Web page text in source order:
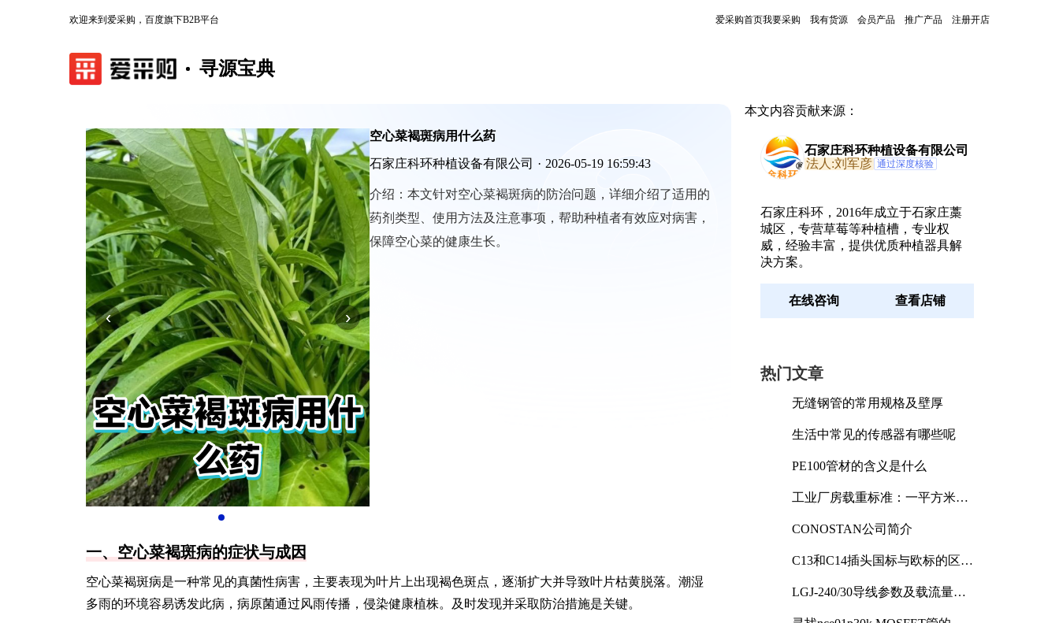
欢迎来到爱采购，百度旗下B2B平台 爱采购首页我要采购 我有货源 会员产品 推广产品 注册开店
寻源宝典
‹ ›
空心菜褐斑病用什么药
石家庄科环种植设备有限公司 · 2026-05-19 16:59:43
介绍： 本文针对空心菜褐斑病的防治问题，详细介绍了适用的
药剂类型、使用方法及注意事项，帮助种植者有效应对病害，
保障空心菜的健康生长。
一、空心菜褐斑病的症状与成因
空心菜褐斑病是一种常见的真菌性病害，主要表现为叶片上出现褐色斑点，逐渐扩大并导致叶片枯黄脱落。潮湿
多雨的环境容易诱发此病，病原菌通过风雨传播，侵染健康植株。及时发现并采取防治措施是关键。
本文内容贡献来源：
石家庄科环种植设备有限公司
法人:刘军彦 通过深度核验
石家庄科环，2016年成立于石家庄藁
城区，专营草莓等种植槽，专业权
威，经验丰富，提供优质种植器具解
决方案。
在线咨询 查看店铺
热门文章
无缝钢管的常用规格及壁厚
生活中常见的传感器有哪些呢
PE100管材的含义是什么
工业厂房载重标准：一平方米能
CONOSTAN公司简介
C13和C14插头国标与欧标的区别
LGJ-240/30导线参数及载流量解